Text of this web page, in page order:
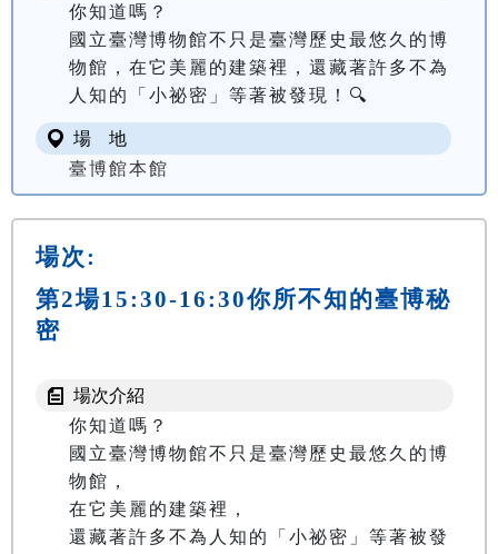
你知道嗎？
國立臺灣博物館不只是臺灣歷史最悠久的博
物館，在它美麗的建築裡，還藏著許多不為
人知的「小祕密」等著被發現！🔍
場 地
臺博館本館
場次:
第2場15:30-16:30你所不知的臺博秘
密
場次介紹
你知道嗎？
國立臺灣博物館不只是臺灣歷史最悠久的博
物館，
在它美麗的建築裡，
還藏著許多不為人知的「小祕密」等著被發